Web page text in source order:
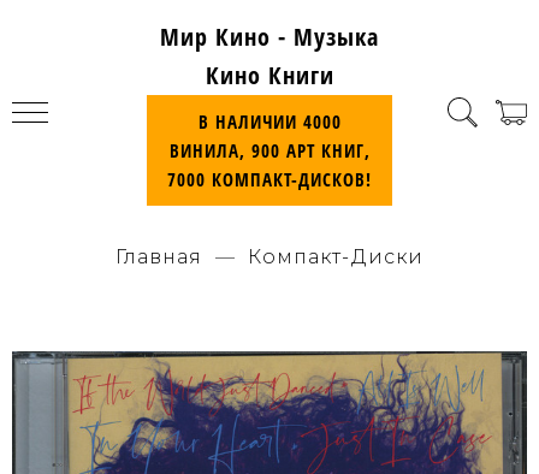
Мир Кино - Музыка
Кино Книги
В НАЛИЧИИ 4000
ВИНИЛА, 900 АРТ КНИГ,
7000 КОМПАКТ-ДИСКОВ!
Главная Компакт-Диски